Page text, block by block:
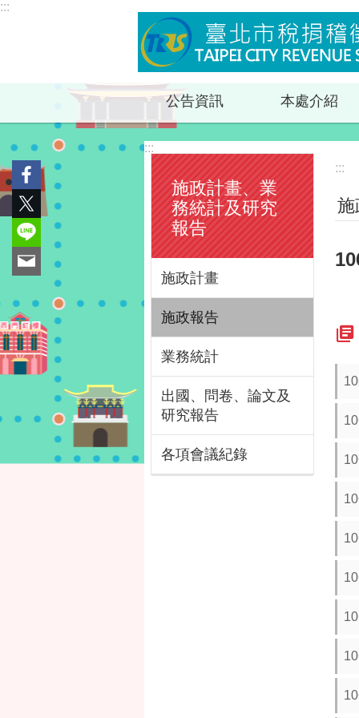
跳到主要內容區塊
:::
公告資訊 本處介紹
:::
施政計畫、業
務統計及研究
報告
施政計畫
施政報告
業務統計
出國、問卷、論文及
研究報告
各項會議紀錄
:::
施